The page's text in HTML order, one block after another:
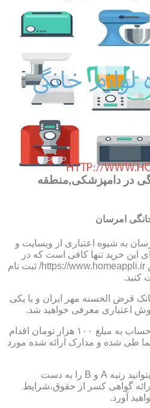
در دامپزشکی,منطقه
امرسان
به شیوه اعتباری از وبسایت و
این خرید تنها کافی است که در
وبسایت این مجموعه به آدرس https://www.homeappli.ir/ ثبت نام
کنید.
قرض الحسنه مهر ایران و یا یکی
اعتباری معرفی خواهید شد.
شما باید در این بانک به افتتاح حساب به مبلغ ۱۰۰ هزار تومان اقدام
طی شده و مدارک ارائه شده مورد
اگر در اعتبارسنجی بانک،شما بتوانید رتبه A و B را به دست
ارائه گواهی کسر از حقوق،شرایط
آورد.